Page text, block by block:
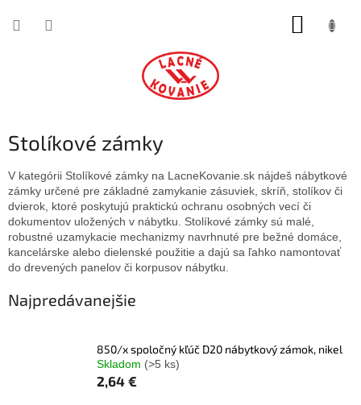
Stolíkové zámky
V kategórii Stolíkové zámky na LacneKovanie.sk nájdeš nábytkové
zámky určené pre základné zamykanie zásuviek, skríň, stolíkov či
dvierok, ktoré poskytujú praktickú ochranu osobných vecí či
dokumentov uložených v nábytku. Stolíkové zámky sú malé,
robustné uzamykacie mechanizmy navrhnuté pre bežné domáce,
kancelárske alebo dielenské použitie a dajú sa ľahko namontovať
do drevených panelov či korpusov nábytku.
Najpredávanejšie
850/x spoločný kľúč D20 nábytkový zámok, nikel
Skladom (>5 ks)
2,64 €